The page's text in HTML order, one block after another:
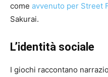
come avvenuto per Street
Sakurai.
L’identità sociale
I giochi raccontano